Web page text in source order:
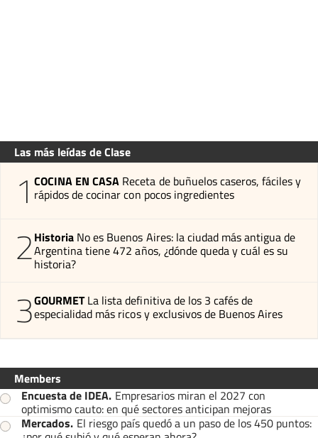
Las más leídas de Clase
1 COCINA EN CASA Receta de buñuelos caseros, fáciles y
rápidos de cocinar con pocos ingredientes
2Historia No es Buenos Aires: la ciudad más antigua de
Argentina tiene 472 años, ¿dónde queda y cuál es su
historia?
3GOURMET La lista definitiva de los 3 cafés de
especialidad más ricos y exclusivos de Buenos Aires
Members
Encuesta de IDEA. Empresarios miran el 2027 con
optimismo cauto: en qué sectores anticipan mejoras
Mercados. El riesgo país quedó a un paso de los 450 puntos: